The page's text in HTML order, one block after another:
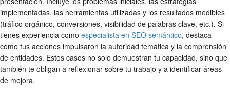
implementadas, las herramientas utilizadas y los resultados medibles
(tráfico orgánico, conversiones, visibilidad de palabras clave, etc.). Si
tienes experiencia como especialista en SEO semántico, destaca
cómo tus acciones impulsaron la autoridad temática y la comprensión
de entidades. Estos casos no solo demuestran tu capacidad, sino que
también te obligan a reflexionar sobre tu trabajo y a identificar áreas
de mejora.